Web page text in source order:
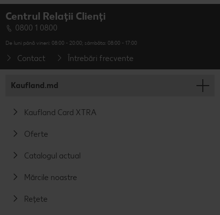
Centrul Relații Clienți
0800 1 0800
De luni până vineri: 08:00 - 20:00; sâmbăta: 08:00 - 17:00
Contact Întrebări frecvente
Kaufland.md
Kaufland Card XTRA
Oferte
Catalogul actual
Mărcile noastre
Rețete